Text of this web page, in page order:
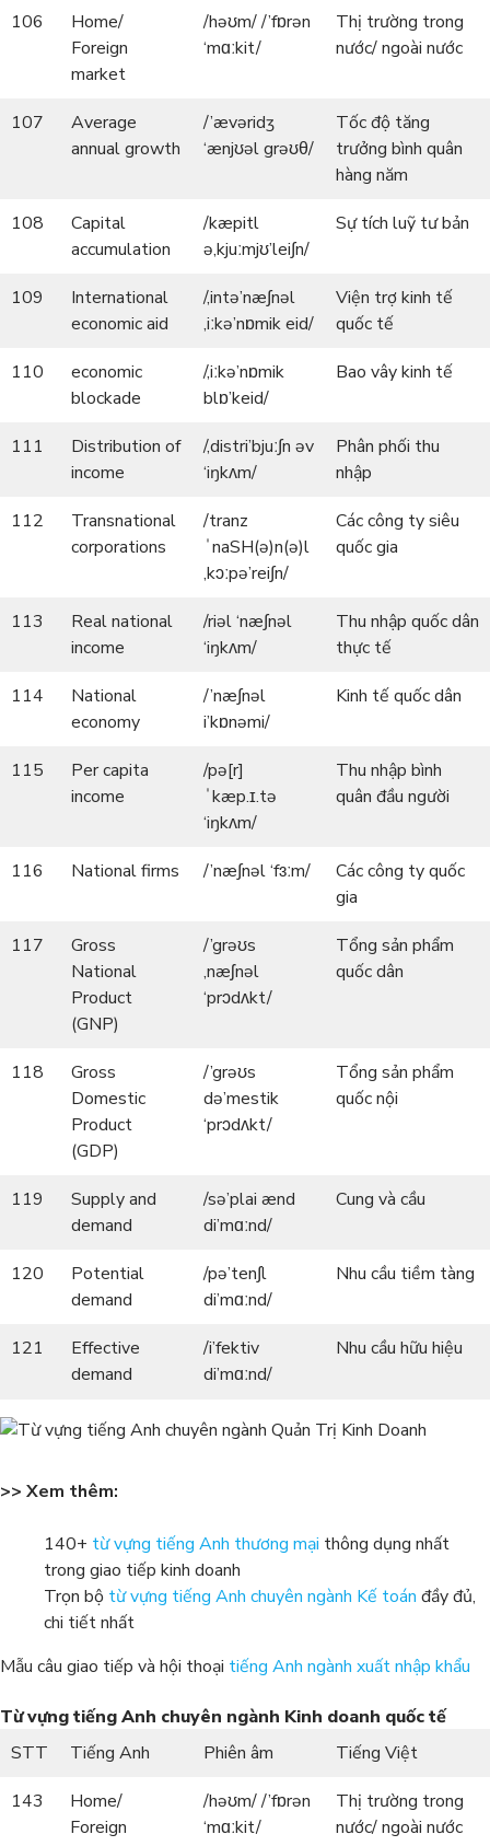
106
Home/
Foreign
market
/həʊm/ /’fɒrən
‘mɑːkit/
Thị trường trong
nước/ ngoài nước
107
Average
annual growth
/’ævəridʒ
‘ænjʊəl grəʊθ/
Tốc độ tăng
trưởng bình quân
hàng năm
108
Capital
accumulation
/kæpitl
ə,kjuːmjʊ’lei∫n/
Sự tích luỹ tư bản
109
International
economic aid
/,intə’næ∫nəl
,iːkə’nɒmik eid/
Viện trợ kinh tế
quốc tế
110
economic
blockade
/,iːkə’nɒmik
blɒ’keid/
Bao vây kinh tế
111
Distribution of
income
/,distri’bjuː∫n əv
‘iŋkʌm/
Phân phối thu
nhập
112
Transnational
corporations
/tranz
ˈnaSH(ə)n(ə)l
,kɔːpə’rei∫n/
Các công ty siêu
quốc gia
113
Real national
income
/riəl ‘næ∫nəl
‘iŋkʌm/
Thu nhập quốc dân
thực tế
114
National
economy
/’næ∫nəl
i’kɒnəmi/
Kinh tế quốc dân
115
Per capita
income
/pə[r]
ˈkæp.ɪ.tə
‘iŋkʌm/
Thu nhập bình
quân đầu người
116 National firms /’næ∫nəl ‘fɜːm/
Các công ty quốc
gia
117
Gross
National
Product
(GNP)
/’grəʊs
,næʃnəl
‘prɔdʌkt/
Tổng sản phẩm
quốc dân
118
Gross
Domestic
Product
(GDP)
/’grəʊs
də’mestik
‘prɔdʌkt/
Tổng sản phẩm
quốc nội
119
Supply and
demand
/sə’plai ænd
di’mɑːnd/
Cung và cầu
120
Potential
demand
/pə’ten∫l
di’mɑːnd/
Nhu cầu tiềm tàng
121
Effective
demand
/i’fektiv
di’mɑːnd/
Nhu cầu hữu hiệu
>> Xem thêm:
140+ từ vựng tiếng Anh thương mại thông dụng nhất
trong giao tiếp kinh doanh
Trọn bộ từ vựng tiếng Anh chuyên ngành Kế toán đầy đủ,
chi tiết nhất
Mẫu câu giao tiếp và hội thoại tiếng Anh ngành xuất nhập khẩu
Từ vựng tiếng Anh chuyên ngành Kinh doanh quốc tế
STT
Tiếng Anh Phiên âm
Tiếng Việt
143
Home/
Foreign
/həʊm/ /’fɒrən
‘mɑːkit/
Thị trường trong
nước/ ngoài nước